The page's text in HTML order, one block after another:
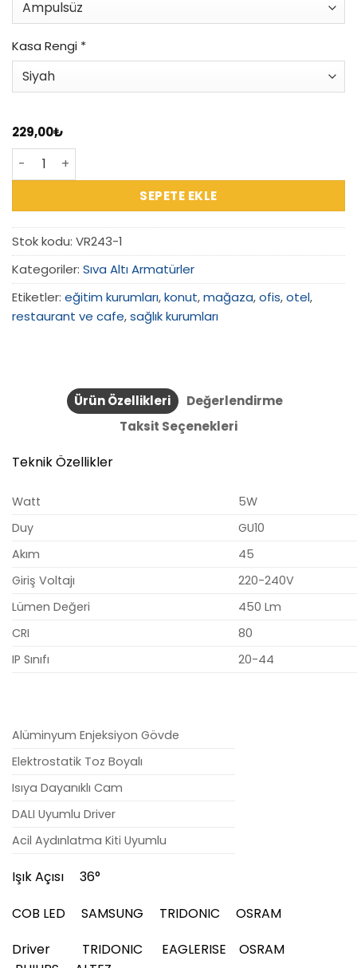
Kasa Rengi *
229,00₺
VR248 Kare Sıva Altı Led Armatür adet
SEPETE EKLE
Stok kodu: VR243-1
Kategoriler: Sıva Altı Armatürler
Etiketler: eğitim kurumları,konut,mağaza,ofis,otel,
restaurant ve cafe,sağlık kurumları
Ürün Özellikleri
Değerlendirme
Taksit Seçenekleri
Teknik Özellikler
Watt
5W
Duy
GU10
Akım
45
Giriş Voltajı
220-240V
Lümen Değeri
450 Lm
CRI
80
IP Sınıfı
20-44
Alüminyum Enjeksiyon Gövde
Elektrostatik Toz Boyalı
Isıya Dayanıklı Cam
DALI Uyumlu Driver
Acil Aydınlatma Kiti Uyumlu
Işık Açısı 36°
COB LED SAMSUNG TRIDONIC OSRAM
Driver TRIDONIC EAGLERISE OSRAM